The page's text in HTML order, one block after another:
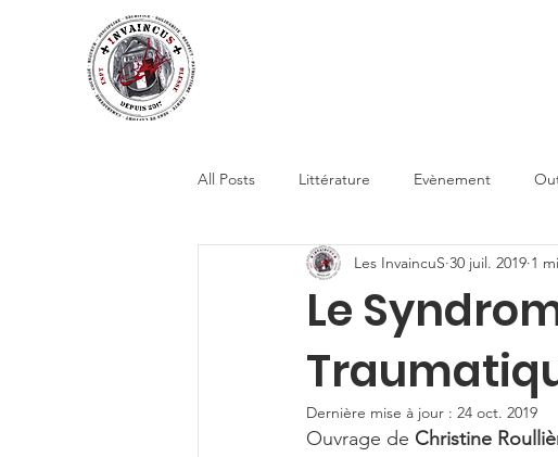
All Posts Littérature Evènement
Le
Les InvaincuS 30 juil. 2019 1
Dernière mise à jour : 24 oct. 2019
Ouvrage de Christine